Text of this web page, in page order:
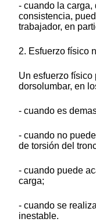
- cuando la carga,
consistencia,
trabajador, en
2. Esfuerzo físico
Un esfuerzo físico
dorsolumbar, en
- cuando es
- cuando no
de torsión del
- cuando puede
carga;
- cuando se
inestable.